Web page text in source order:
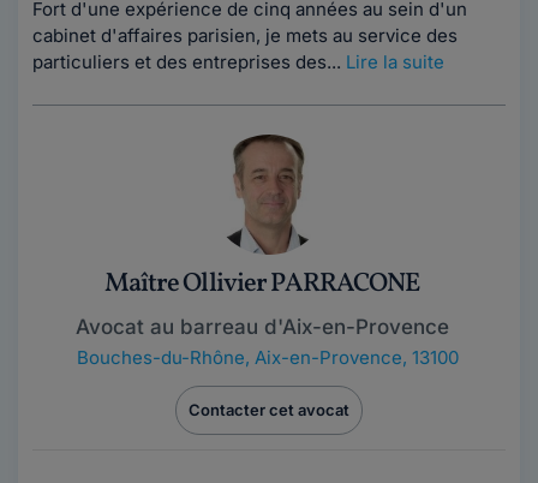
Fort d'une expérience de cinq années au sein d'un
cabinet d'affaires parisien, je mets au service des
particuliers et des entreprises des... Lire la suite
Maître Ollivier PARRACONE
Avocat au barreau d'Aix-en-Provence
Bouches-du-Rhône, Aix-en-Provence, 13100
Contacter cet avocat